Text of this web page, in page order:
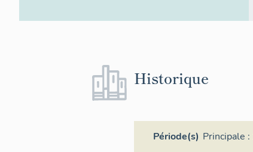
Historique
Période(s) Principale :